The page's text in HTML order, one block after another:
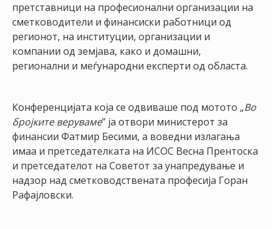
претставници на професионални организации на
сметководители и финансиски работници од
регионот, на институции, организации и
компании од земјава, како и домашни,
регионални и меѓународни експерти од областа.
Конференцијата која се одвиваше под мотото „Во
бројките веруваме” ја отвори министерот за
финансии Фатмир Бесими, а воведни излагања
имаа и претседателката на ИСОС Весна Прентоска
и претседателот на Советот за унапредување и
надзор над сметководствената професија Горан
Рафајловски.